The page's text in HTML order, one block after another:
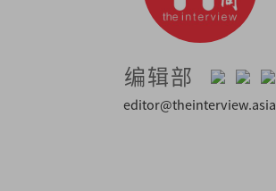
编辑部
editor@theinterview.asia